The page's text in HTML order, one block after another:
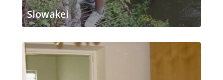
Slowakei